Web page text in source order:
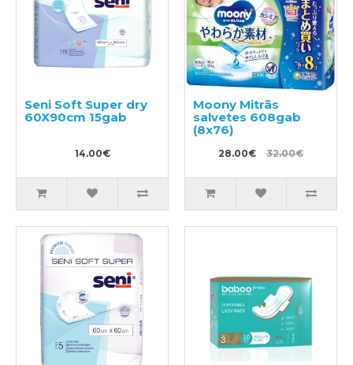
Seni Soft Super dry
60X90cm 15gab
14.00€
Moony Mitrās
salvetes 608gab
(8x76)
28.00€ 32.00€